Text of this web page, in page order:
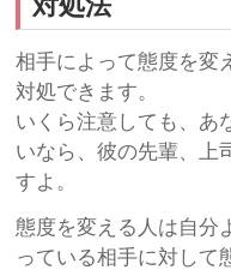
対処法
相手によって態度を変
対処できます。
いくら注意しても、あ
いなら、彼の先輩、上
すよ。
態度を変える人は自分
っている相手に対して